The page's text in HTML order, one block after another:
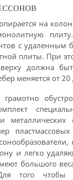
на
с удаленным
плиты. При
должна
меняется от
металлических
и легко
большого
того чтобы